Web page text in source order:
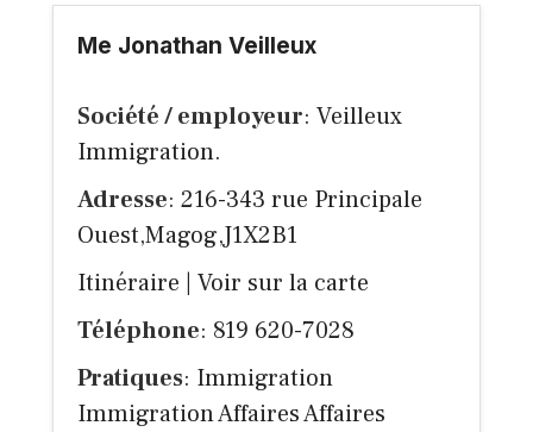
Me Jonathan Veilleux
Société / employeur: Veilleux
Immigration.
Adresse: 216-343 rue Principale
Ouest,Magog,J1X2B1
Itinéraire
Voir sur la carte
Téléphone: 819 620-7028
Pratiques: Immigration
Immigration Affaires Affaires